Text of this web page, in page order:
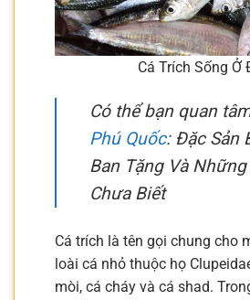
Cá Trích Sống Ở
Có thể bạn quan
Phú Quốc: Đặc Sản
Ban Tặng Và
Chưa Biết
Cá trích là tên gọi chung cho
loài cá nhỏ thuộc họ
mòi, cá cháy và cá shad.